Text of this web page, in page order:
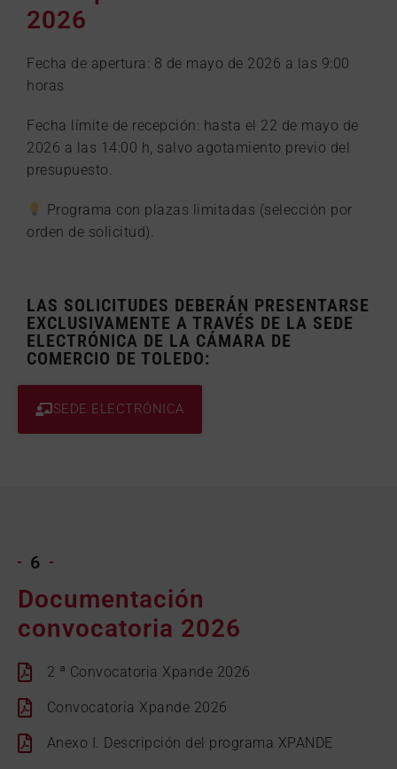
2026
Fecha de apertura: 8 de mayo de 2026 a las 9:00
horas
Fecha límite de recepción: hasta el 22 de mayo de
2026 a las 14:00 h, salvo agotamiento previo del
presupuesto.
Programa con plazas limitadas (selección por
orden de solicitud).
LAS SOLICITUDES DEBERÁN PRESENTARSE
EXCLUSIVAMENTE A TRAVÉS DE LA SEDE
ELECTRÓNICA DE LA CÁMARA DE
COMERCIO DE TOLEDO:
SEDE ELECTRÓNICA
6
Documentación
convocatoria 2026
2 ª Convocatoria Xpande 2026
Convocatoria Xpande 2026
Anexo I. Descripción del programa XPANDE